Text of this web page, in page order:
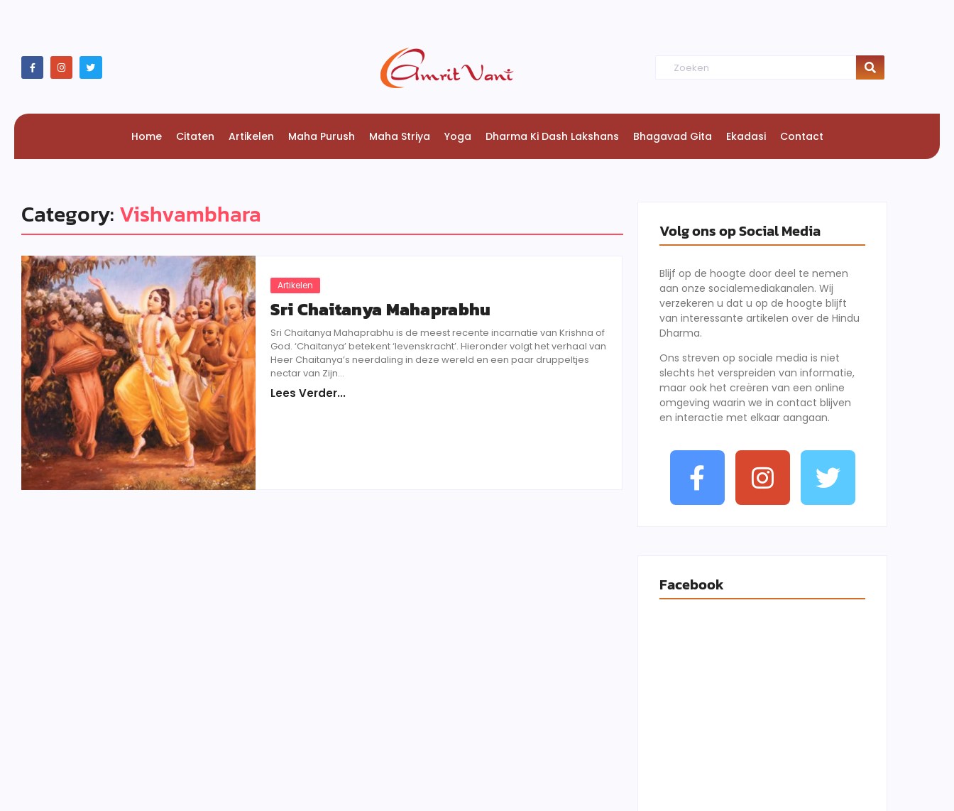
Home Citaten Artikelen Maha Purush Maha Striya Yoga Dharma Ki Dash Lakshans Bhagavad Gita Ekadasi Contact
Category: Vishvambhara
Artikelen
Sri Chaitanya Mahaprabhu
Sri Chaitanya Mahaprabhu is de meest recente in­carnatie van Krishna of
God. ‘Chaitanya’ betekent ‘levenskracht’. Hieronder volgt het verhaal van
Heer Chaitanya’s neerdaling in deze wereld en een paar druppeltjes
nectar van Zijn...
Lees Verder...
Volg ons op Social Media
Blijf op de hoogte door deel te nemen
aan onze socialemediakanalen. Wij
verzekeren u dat u op de hoogte blijft
van interessante artikelen over de Hindu
Dharma.
Ons streven op sociale media is niet
slechts het verspreiden van informatie,
maar ook het creëren van een online
omgeving waarin we in contact blijven
en interactie met elkaar aangaan.
Facebook